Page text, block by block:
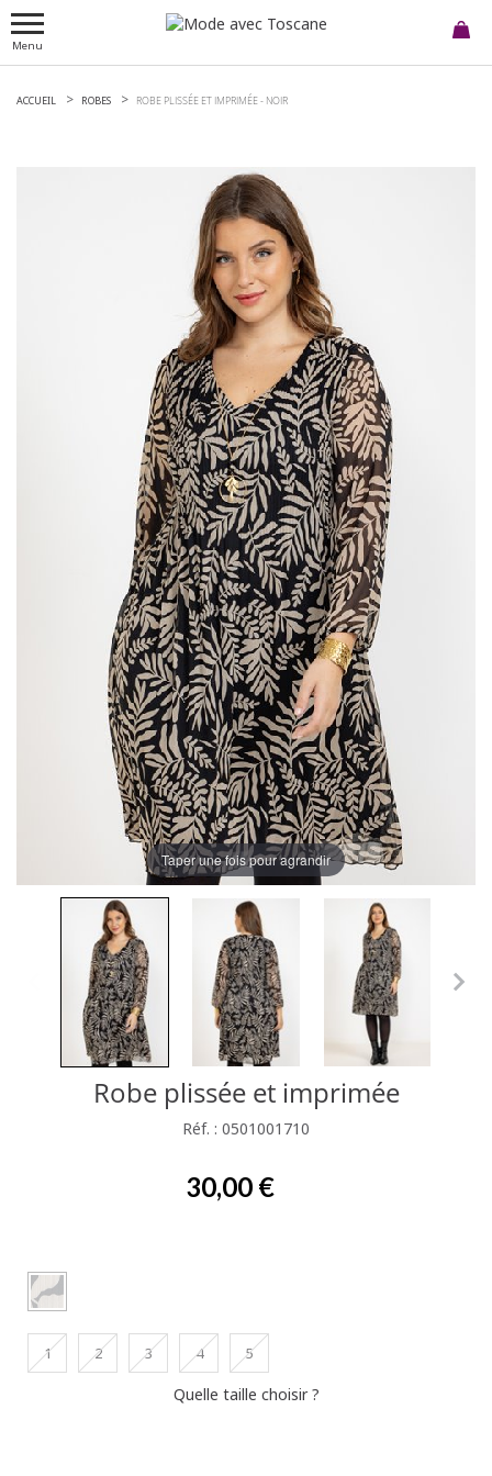
Menu
ACCUEIL ROBES ROBE PLISSÉE ET IMPRIMÉE - NOIR
Taper une fois pour agrandir
Robe plissée et imprimée
Réf. : 0501001710
30,00 €
1 2 3 4 5
Quelle taille choisir ?